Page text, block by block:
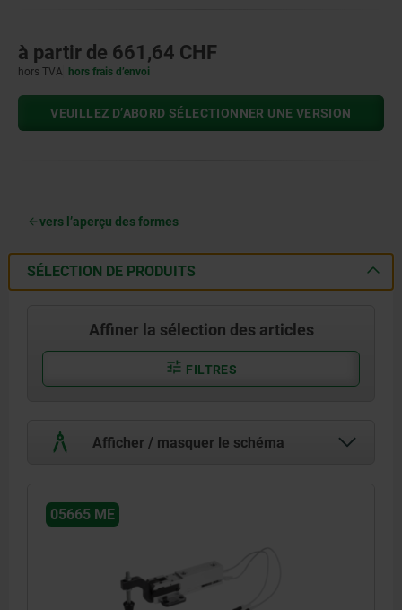
à partir de 661,64 CHF
hors TVA hors frais d’envoi
VEUILLEZ D’ABORD SÉLECTIONNER UNE VERSION
vers l’aperçu des formes
SÉLECTION DE PRODUITS
Affiner la sélection des articles
FILTRES
Afficher / masquer le schéma
05665 ME